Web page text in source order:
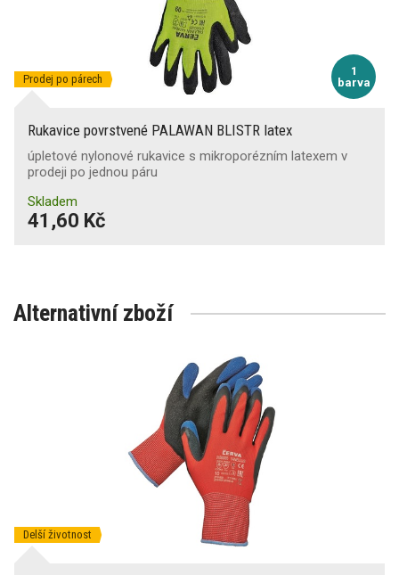
1
barva
Prodej po párech
Rukavice povrstvené PALAWAN BLISTR latex
úpletové nylonové rukavice s mikroporézním latexem v
prodeji po jednou páru
Skladem
41,60 Kč
Alternativní zboží
Delší životnost